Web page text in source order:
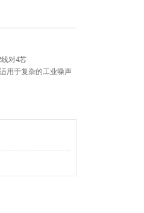
对4芯
用于复杂的工业噪声